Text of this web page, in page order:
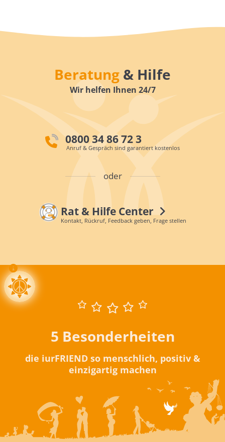
Beratung & Hilfe
Wir helfen Ihnen 24/7
0800 34 86 72 3
Anruf & Gespräch sind garantiert kostenlos
oder
Rat & Hilfe Center
Kontakt, Rückruf, Feedback geben, Frage stellen
5 Besonderheiten
die iurFRIEND so menschlich, positiv &
einzigartig machen